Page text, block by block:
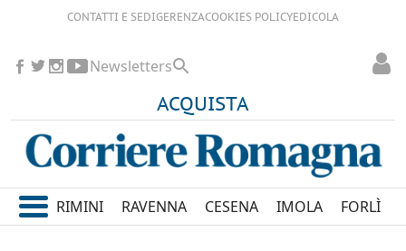
CONTATTI E SEDIGERENZACOOKIES POLICYEDICOLA
ACQUISTA
Newsletters
RIMINI RAVENNA CESENA IMOLA FORLÌ